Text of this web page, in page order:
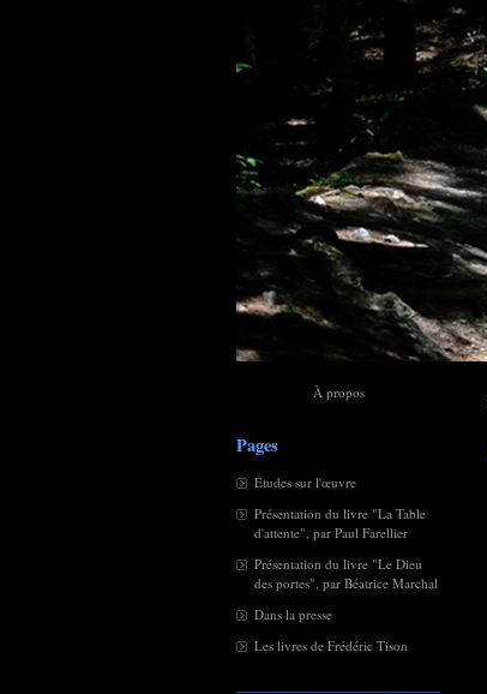
À propos
Pages
Études sur l'œuvre
Présentation du livre "La Table
d'attente", par Paul Farellier
Présentation du livre "Le Dieu
des portes", par Béatrice Marchal
Dans la presse
Les livres de Frédéric Tison